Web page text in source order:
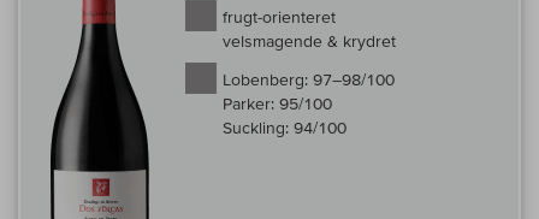
frugt-orienteret
velsmagende & krydret
Lobenberg: 97–98/100
Parker: 95/100
Suckling: 94/100